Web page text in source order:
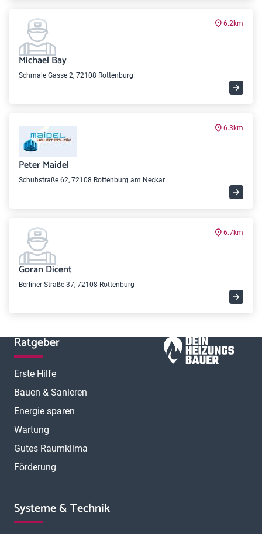
6.2km
Michael Bay
Schmale Gasse 2, 72108 Rottenburg
6.3km
Peter Maidel
Schuhstraße 62, 72108 Rottenburg am Neckar
6.7km
Goran Dicent
Berliner Straße 37, 72108 Rottenburg
Ratgeber
Erste Hilfe
Bauen & Sanieren
Energie sparen
Wartung
Gutes Raumklima
Förderung
Systeme & Technik